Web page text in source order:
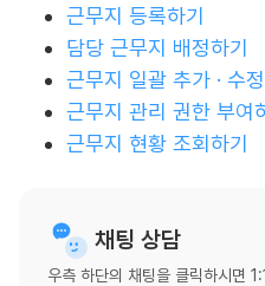
‍근무지 등록하기
담당 근무지 배정하기
근무지 일괄 추가 · 수정
근무지 관리 권한 부여
근무지 현황 조회하기
채팅 상담
우측 하단의 채팅을 클릭하시면